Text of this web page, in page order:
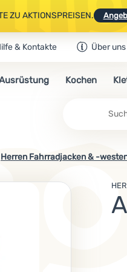
ZU AKTIONSPREISEN.
CODE OUT10 NUTZEN.
ZU AKTIONSPREISEN.
& Kontakte Über uns
Kochen
Herren Fahrradjacken & -